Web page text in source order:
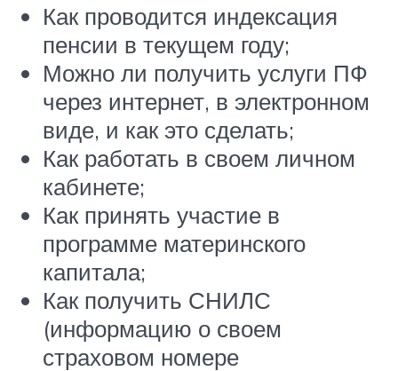
Как проводится индексация
пенсии в текущем году;
Можно ли получить услуги ПФ
через интернет, в электронном
виде, и как это сделать;
Как работать в своем личном
кабинете;
Как принять участие в
программе материнского
капитала;
Как получить СНИЛС
(информацию о своем
страховом номере